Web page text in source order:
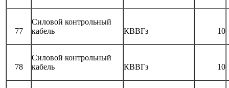
77
Силовой контрольный
кабель
КВВГз 10
78
Силовой контрольный
кабель
КВВГз 10